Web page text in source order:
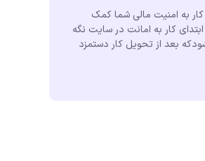
کار به امنیت مالی شما کمک
ابتدای کار به امانت در سایت نگه
بعد از تحویل کار دستمزد